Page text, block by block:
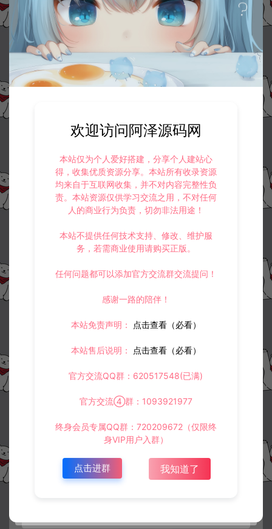
此资源下载价格为 30 星钻，请先 登录
欢迎访问阿泽源码网
本站仅为个人爱好搭建，分享个人建站心
得，收集优质资源分享。本站所有收录资源
均来自于互联网收集，并不对内容完整性负
责。本站资源仅供学习交流之用，不对任何
人的商业行为负责，切勿非法用途！
本站不提供任何技术支持、修改、维护服
务，若需商业使用请购买正版。
任何问题都可以添加官方交流群交流提问！
感谢一路的陪伴！
本站免责声明： 点击查看（必看）
本站售后说明： 点击查看（必看）
官方交流QQ群：620517548(已满)
官方交流④群：1093921977
终身会员专属QQ群：720209672（仅限终
身VIP用户入群）
点击进群 我知道了